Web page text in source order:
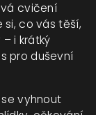
cvičení
co vás těší,
i krátký
pro duševní
vyhnout